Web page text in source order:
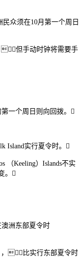
众须在10月第一个周日
但手动时钟将需要手
一个周日则向回拨。
Island实行夏令时。
（Keeling）Islands不实
。
洲东部夏令时
，比实行东部夏令时